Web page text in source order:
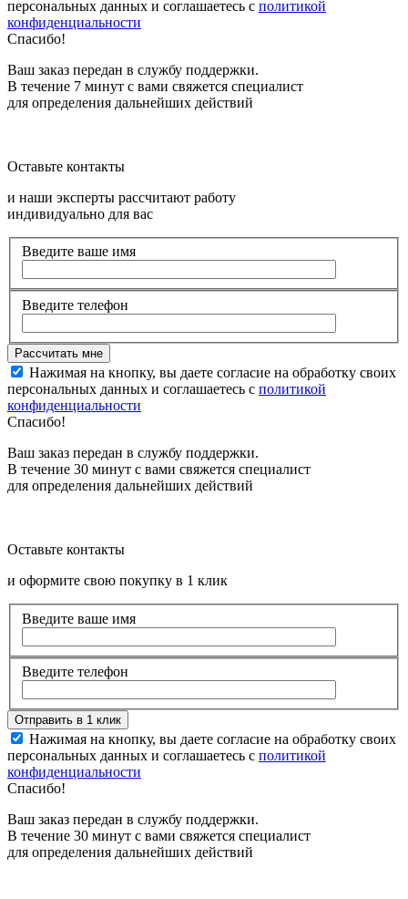
персональных данных и соглашаетесь с политикой
конфиденциальности
Спасибо!
Ваш заказ передан в службу поддержки.
В течение 7 минут с вами свяжется специалист
для определения дальнейших действий
Оставьте контакты
и наши эксперты рассчитают работу
индивидуально для вас
Введите ваше имя
Введите телефон
Нажимая на кнопку, вы даете согласие на обработку своих
персональных данных и соглашаетесь с политикой
конфиденциальности
Спасибо!
Ваш заказ передан в службу поддержки.
В течение 30 минут с вами свяжется специалист
для определения дальнейших действий
Оставьте контакты
и оформите свою покупку в 1 клик
Введите ваше имя
Введите телефон
Нажимая на кнопку, вы даете согласие на обработку своих
персональных данных и соглашаетесь с политикой
конфиденциальности
Спасибо!
Ваш заказ передан в службу поддержки.
В течение 30 минут с вами свяжется специалист
для определения дальнейших действий